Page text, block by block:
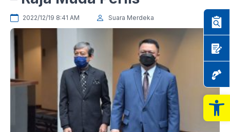
2022/12/19 8:41 AM Suara Merdeka